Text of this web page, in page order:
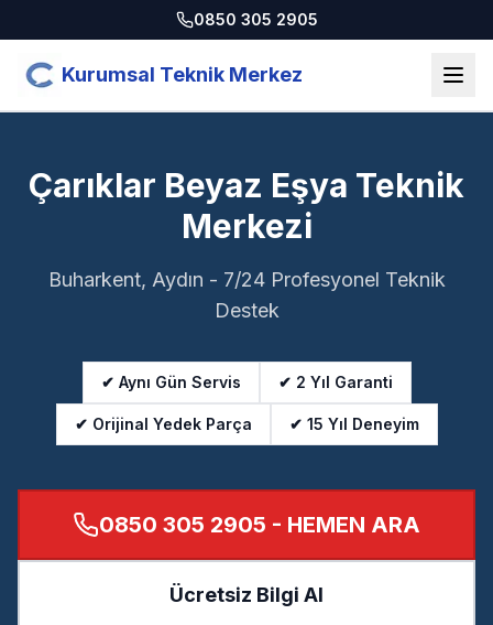
0850 305 2905
Kurumsal Teknik Merkez
Çarıklar Beyaz Eşya Teknik
Merkezi
Buharkent, Aydın - 7/24 Profesyonel Teknik
Destek
✔ Aynı Gün Servis ✔ 2 Yıl Garanti
✔ Orijinal Yedek Parça ✔ 15 Yıl Deneyim
0850 305 2905 - HEMEN ARA
Ücretsiz Bilgi Al